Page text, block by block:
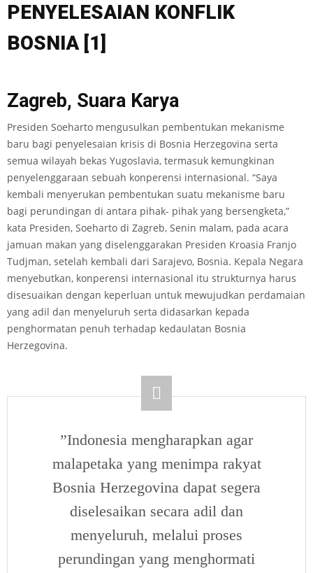
PENYELESAIAN KONFLIK
BOSNIA [1]
Zagreb, Suara Karya
Presiden Soeharto mengusulkan pembentukan mekanisme
baru bagi penyelesaian krisis di Bosnia Herzegovina serta
semua wilayah bekas Yugoslavia, termasuk kemungkinan
penyelenggaraan sebuah konperensi internasional. “Saya
kembali menyerukan pembentukan suatu mekanisme baru
bagi perundingan di antara pihak- pihak yang bersengketa,”
kata Presiden, Soeharto di Zagreb, Senin malam, pada acara
jamuan makan yang diselenggarakan Presiden Kroasia Franjo
Tudjman, setelah kembali dari Sarajevo, Bosnia. Kepala Negara
menyebutkan, konperensi internasional itu strukturnya harus
disesuaikan dengan keperluan untuk mewujudkan perdamaian
yang adil dan menyeluruh serta didasarkan kepada
penghormatan penuh terhadap kedaulatan Bosnia
Herzegovina.
”Indonesia mengharapkan agar
malapetaka yang menimpa rakyat
Bosnia Herzegovina dapat segera
diselesaikan secara adil dan
menyeluruh, melalui proses
perundingan yang menghormati